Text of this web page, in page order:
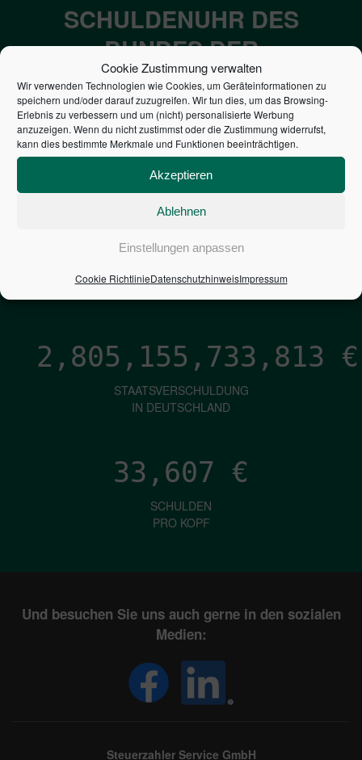
Cookie Zustimmung verwalten
Wir verwenden Technologien wie Cookies, um Geräteinformationen zu
speichern und/oder darauf zuzugreifen. Wir tun dies, um das Browsing-
Erlebnis zu verbessern und um (nicht) personalisierte Werbung
anzuzeigen. Wenn du nicht zustimmst oder die Zustimmung widerrufst,
kann dies bestimmte Merkmale und Funktionen beeinträchtigen.
Akzeptieren
Ablehnen
Einstellungen anpassen
Cookie RichtlinieDatenschutzhinweisImpressum
SCHULDENUHR DES
BUNDES DER
STEUERZAHLER
7,052€
NEUVERSCHULDUNG
PRO SEKUNDE
1,601€
ZINSEN
2,805,155,735,082 €
STAATSVERSCHULDUNG
IN DEUTSCHLAND
33,607 €
SCHULDEN
PRO KOPF
Und besuchen Sie uns auch gerne in den sozialen
Medien:
Steuerzahler Service GmbH